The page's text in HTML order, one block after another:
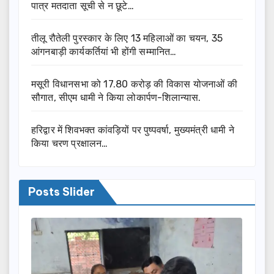
पात्र मतदाता सूची से न छूटे…
तीलू रौतेली पुरस्कार के लिए 13 महिलाओं का चयन, 35
आंगनबाड़ी कार्यकर्तियां भी होंगी सम्मानित…
मसूरी विधानसभा को 17.80 करोड़ की विकास योजनाओं की
सौगात, सीएम धामी ने किया लोकार्पण-शिलान्यास.
हरिद्वार में शिवभक्त कांवड़ियों पर पुष्पवर्षा, मुख्यमंत्री धामी ने
किया चरण प्रक्षालन…
Posts Slider